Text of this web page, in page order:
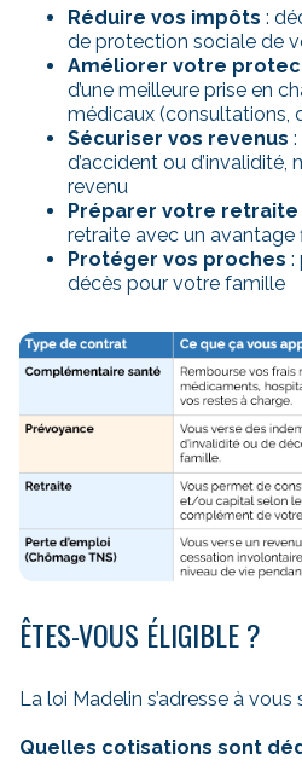
Réduire vos impôts :
de protection sociale de
Améliorer votre
d’une meilleure prise en
médicaux (consultations,
Sécuriser vos revenus
d’accident ou
revenu
Préparer votre retraite
retraite avec un avantage
Protéger vos proches :
décès pour votre famille
ÊTES-VOUS ÉLIGIBLE ?
La loi Madelin s’adresse à vous
Quelles cotisations sont